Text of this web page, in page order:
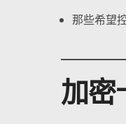
钱包
金融
关于
那些希望
加密